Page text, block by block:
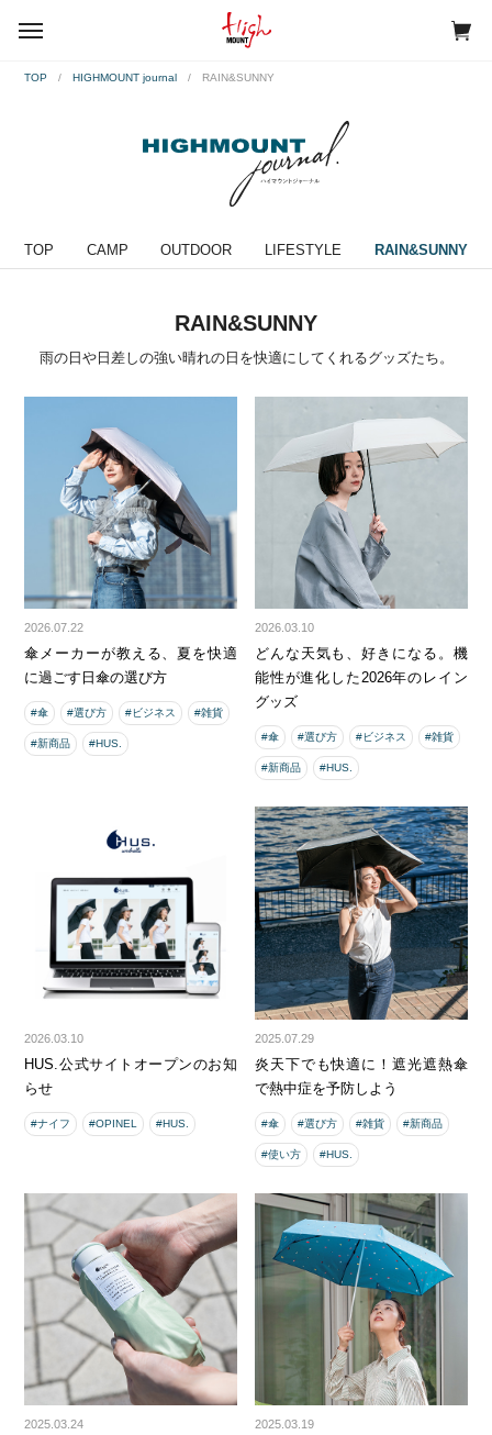
TOP HIGHMOUNT journal RAIN&SUNNY
TOP CAMP OUTDOOR LIFESTYLE RAIN&SUNNY
RAIN&SUNNY
雨の日や日差しの強い晴れの日を快適にしてくれるグッズたち。
2026.07.22
傘メーカーが教える、夏を快適
に過ごす日傘の選び方
#傘 #選び方 #ビジネス #雑貨
#新商品 #HUS.
2026.03.10
どんな天気も、好きになる。機
能性が進化した2026年のレイン
グッズ
#傘 #選び方 #ビジネス #雑貨
#新商品 #HUS.
2026.03.10
HUS.公式サイトオープンのお知
らせ
#ナイフ #OPINEL #HUS.
2025.07.29
炎天下でも快適に！遮光遮熱傘
で熱中症を予防しよう
#傘 #選び方 #雑貨 #新商品
#使い方 #HUS.
2025.03.24 2025.03.19